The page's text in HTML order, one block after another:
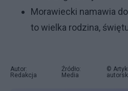
Morawiecki namawia
to wielka rodzina,
Autor:
Redakcja
Źródło:
Media
©